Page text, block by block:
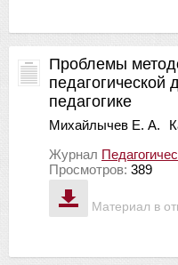
Материал в
Проблемы
педагогической
педагогике
Михайлычев Е. А.
Журнал
Просмотров: 389